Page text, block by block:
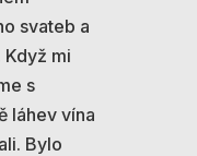
svateb a
Když mi
s
láhev vína
Bylo